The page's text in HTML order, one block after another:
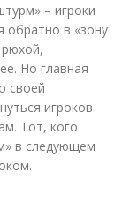
– игроки
обратно в «зону
Но главная
своей
игроков
Тот, кого
в следующем